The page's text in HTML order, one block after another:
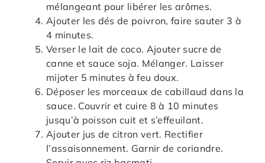
mélangeant pour libérer les arômes.
Ajouter les dés de poivron, faire sauter 3 à
4 minutes.
Verser le lait de coco. Ajouter sucre de
canne et sauce soja. Mélanger. Laisser
mijoter 5 minutes à feu doux.
Déposer les morceaux de cabillaud dans la
sauce. Couvrir et cuire 8 à 10 minutes
jusqu’à poisson cuit et s’effeuilant.
Ajouter jus de citron vert. Rectifier
l’assaisonnement. Garnir de coriandre.